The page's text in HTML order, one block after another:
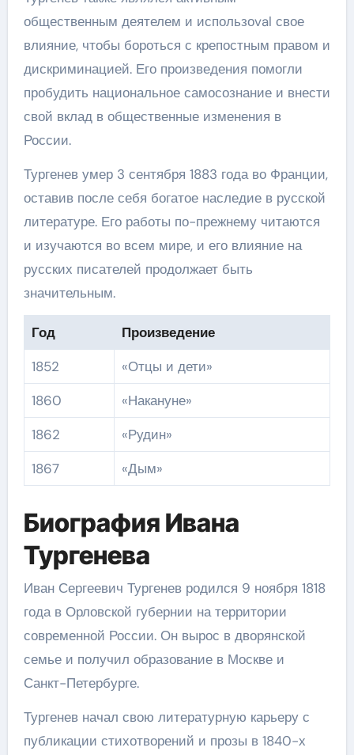
общественным деятелем и использоval свое
влияние, чтобы бороться с крепостным правом и
дискриминацией. Его произведения помогли
пробудить национальное самосознание и внести
свой вклад в общественные изменения в
России.
Тургенев умер 3 сентября 1883 года во Франции,
оставив после себя богатое наследие в русской
литературе. Его работы по-прежнему читаются
и изучаются во всем мире, и его влияние на
русских писателей продолжает быть
значительным.
Год
Произведение
1852
«Отцы и дети»
1860
«Накануне»
1862
«Рудин»
1867
«Дым»
Биография Ивана
Тургенева
Иван Сергеевич Тургенев родился 9 ноября 1818
года в Орловской губернии на территории
современной России. Он вырос в дворянской
семье и получил образование в Москве и
Санкт-Петербурге.
Тургенев начал свою литературную карьеру с
публикации стихотворений и прозы в 1840-х